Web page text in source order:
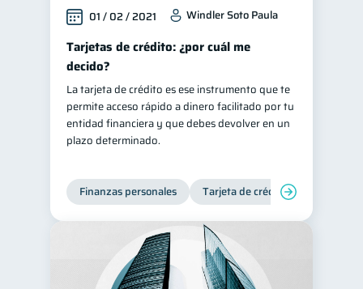
01 / 02 / 2021 Windler Soto Paula
Tarjetas de crédito: ¿por cuál me
decido?
La tarjeta de crédito es ese instrumento que te
permite acceso rápido a dinero facilitado por tu
entidad financiera y que debes devolver en un
plazo determinado.
Finanzas personales Tarjeta de crédito